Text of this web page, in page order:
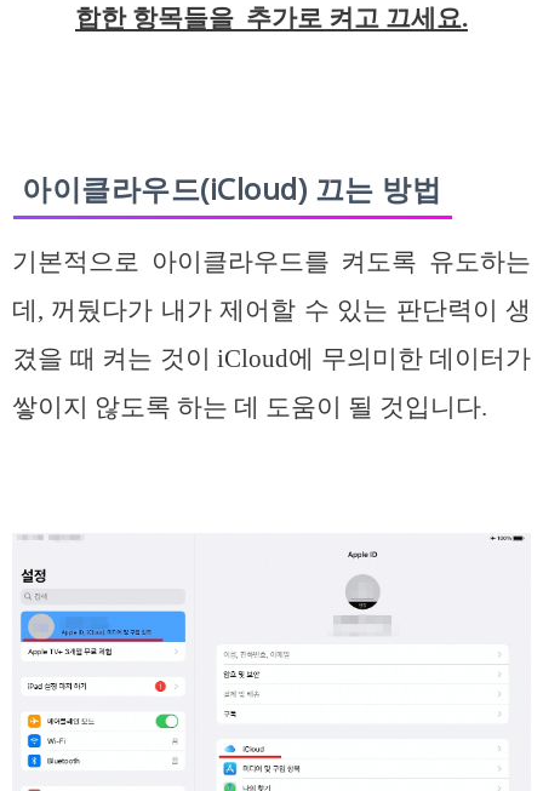
합한 항목들을 추가로 켜고 끄세요.
아이클라우드(iCloud) 끄는 방법
기본적으로 아이클라우드를 켜도록 유도하는
데, 꺼뒀다가 내가 제어할 수 있는 판단력이 생
겼을 때 켜는 것이 iCloud에 무의미한 데이터가
쌓이지 않도록 하는 데 도움이 될 것입니다.